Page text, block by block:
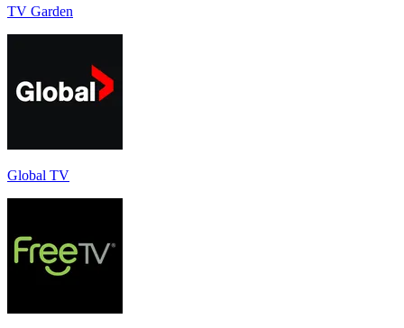
TV Garden
Global TV